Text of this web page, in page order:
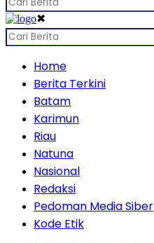
✖
Home
Berita Terkini
Batam
Karimun
Riau
Natuna
Nasional
Redaksi
Pedoman Media Siber
Kode Etik